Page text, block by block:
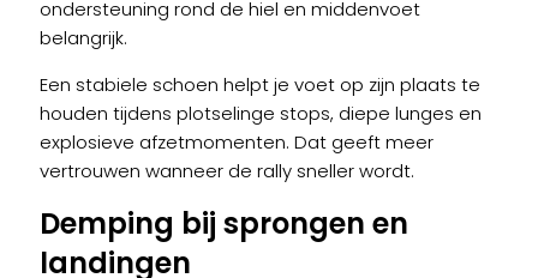
ondersteuning rond de hiel en middenvoet
belangrijk.
Een stabiele schoen helpt je voet op zijn plaats te
houden tijdens plotselinge stops, diepe lunges en
explosieve afzetmomenten. Dat geeft meer
vertrouwen wanneer de rally sneller wordt.
Demping bij sprongen en
landingen